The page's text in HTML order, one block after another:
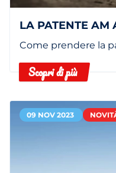
LA PATENTE AM
Come prendere la
Scopri di più
09 NOV 2023